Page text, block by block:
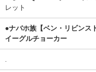
レット
●ナバホ族【ベン・リビンス
イーグルチョーカー